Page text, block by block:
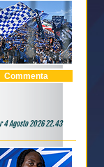
Commenta
4 Agosto 2026 22.43